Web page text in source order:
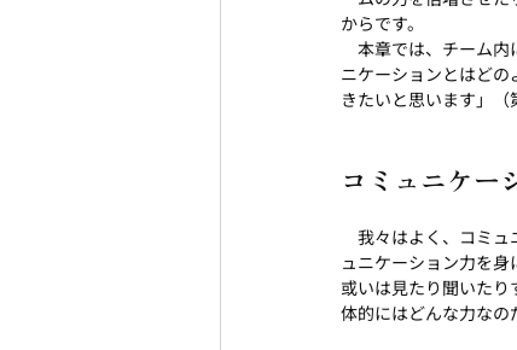
からです。
本章では、チーム内
ニケーションとはどの
きたいと思います」（
コミュニケー
我々はよく、コミュ
ュニケーション力を身
或いは見たり聞いた
体的にはどんな力なの